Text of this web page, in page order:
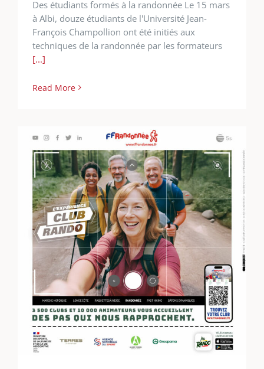
Des étudiants formés à la randonnée Le 15 mars
à Albi, douze étudiants de l'Université Jean-
François Champollion ont été initiés aux
techniques de la randonnée par les formateurs
[...]
Read More